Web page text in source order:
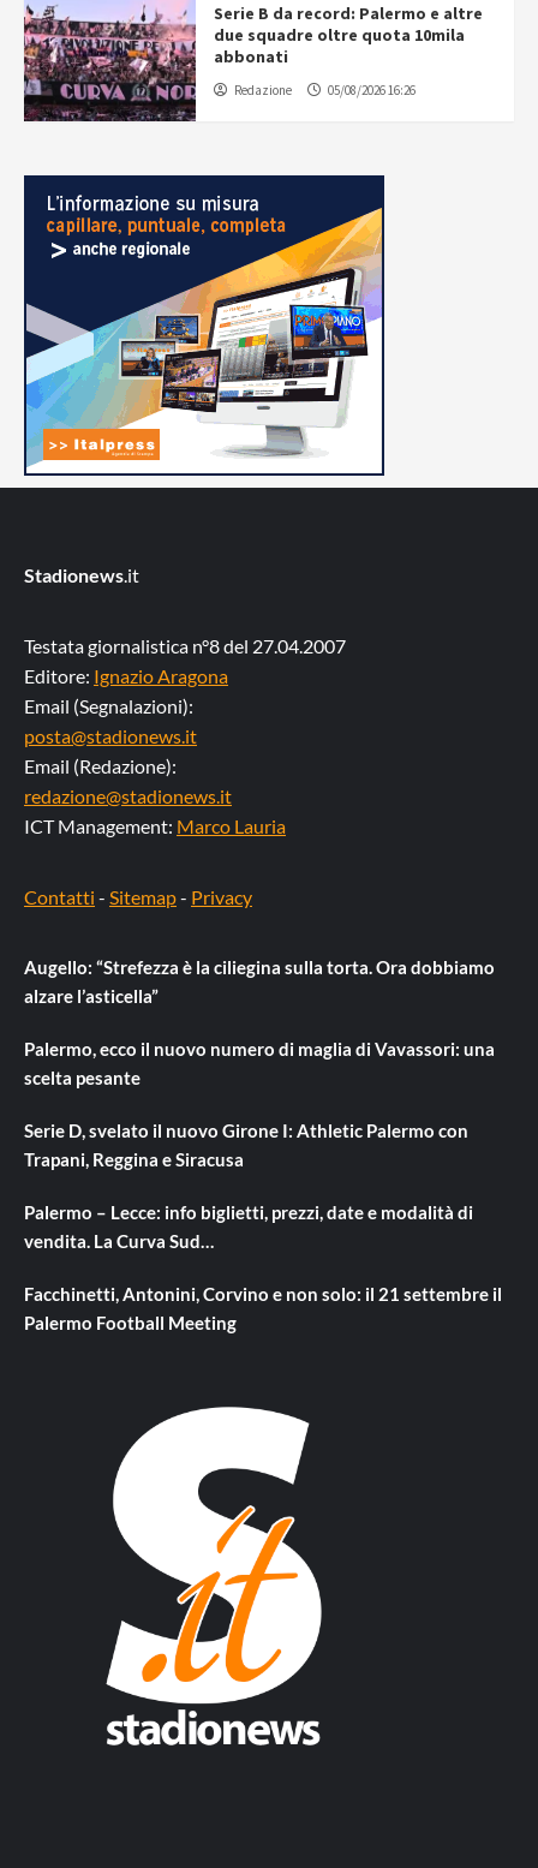
Serie B da record: Palermo e altre
due squadre oltre quota 10mila
abbonati
Redazione 05/08/2026 16:26
Stadionews.it
Testata giornalistica n°8 del 27.04.2007
Editore: Ignazio Aragona
Email (Segnalazioni):
posta@stadionews.it
Email (Redazione):
redazione@stadionews.it
ICT Management: Marco Lauria
Contatti - Sitemap- Privacy
Augello: “Strefezza è la ciliegina sulla torta. Ora dobbiamo
alzare l’asticella”
Palermo, ecco il nuovo numero di maglia di Vavassori: una
scelta pesante
Serie D, svelato il nuovo Girone I: Athletic Palermo con
Trapani, Reggina e Siracusa
Palermo – Lecce: info biglietti, prezzi, date e modalità di
vendita. La Curva Sud…
Facchinetti, Antonini, Corvino e non solo: il 21 settembre il
Palermo Football Meeting